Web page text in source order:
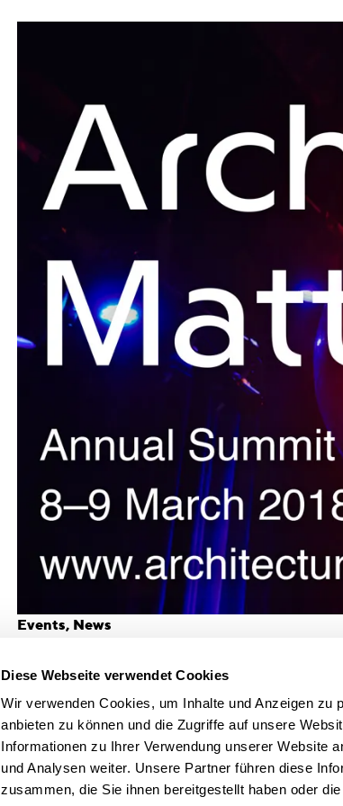
Diese Webseite verwendet Cookies
Wir verwenden Cookies, um Inhalte und Anzeigen zu
anbieten zu können und die Zugriffe auf unsere
Informationen zu Ihrer Verwendung unserer Website
und Analysen weiter. Unsere Partner führen diese
zusammen, die Sie ihnen bereitgestellt haben oder
Events News